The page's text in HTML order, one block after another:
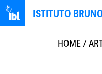
ISTITUTO
HOME/